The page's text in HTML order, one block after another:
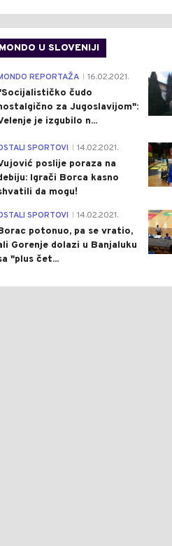
MONDO U SLOVENIJI
REPORTAŽA 16.02.2021.
čudo
za Jugoslavijom":
je izgubilo n...
SPORTOVI 14.02.2021.
poslije poraza na
Igrači Borca kasno
da mogu!
SPORTOVI 14.02.2021.
potonuo, pa se vratio,
Gorenje dolazi u Banjaluku
"plus čet...